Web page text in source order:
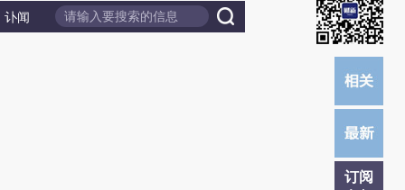
讣闻
订阅